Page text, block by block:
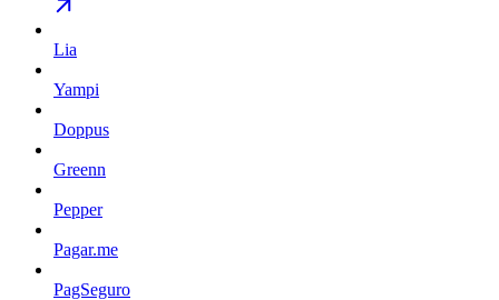
Lia
Yampi
Doppus
Greenn
Pepper
Pagar.me
PagSeguro